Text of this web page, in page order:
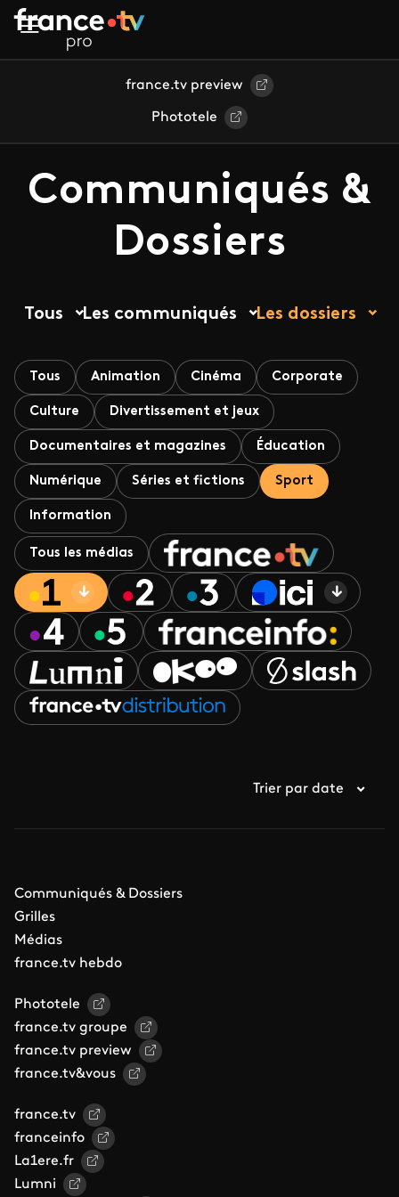
Aller au contenu principal
france.tv preview
Phototele
Communiqués &
Dossiers
Tous Les communiqués Les dossiers
Tous Animation Cinéma Corporate
Culture Divertissement et jeux
Documentaires et magazines Éducation
Numérique Séries et fictions Sport
Information
Tous les médias
Trier par date
Communiqués & Dossiers
Grilles
Médias
france.tv hebdo
Phototele
france.tv groupe
france.tv preview
france.tv&vous
france.tv
franceinfo
La1ere.fr
Lumni